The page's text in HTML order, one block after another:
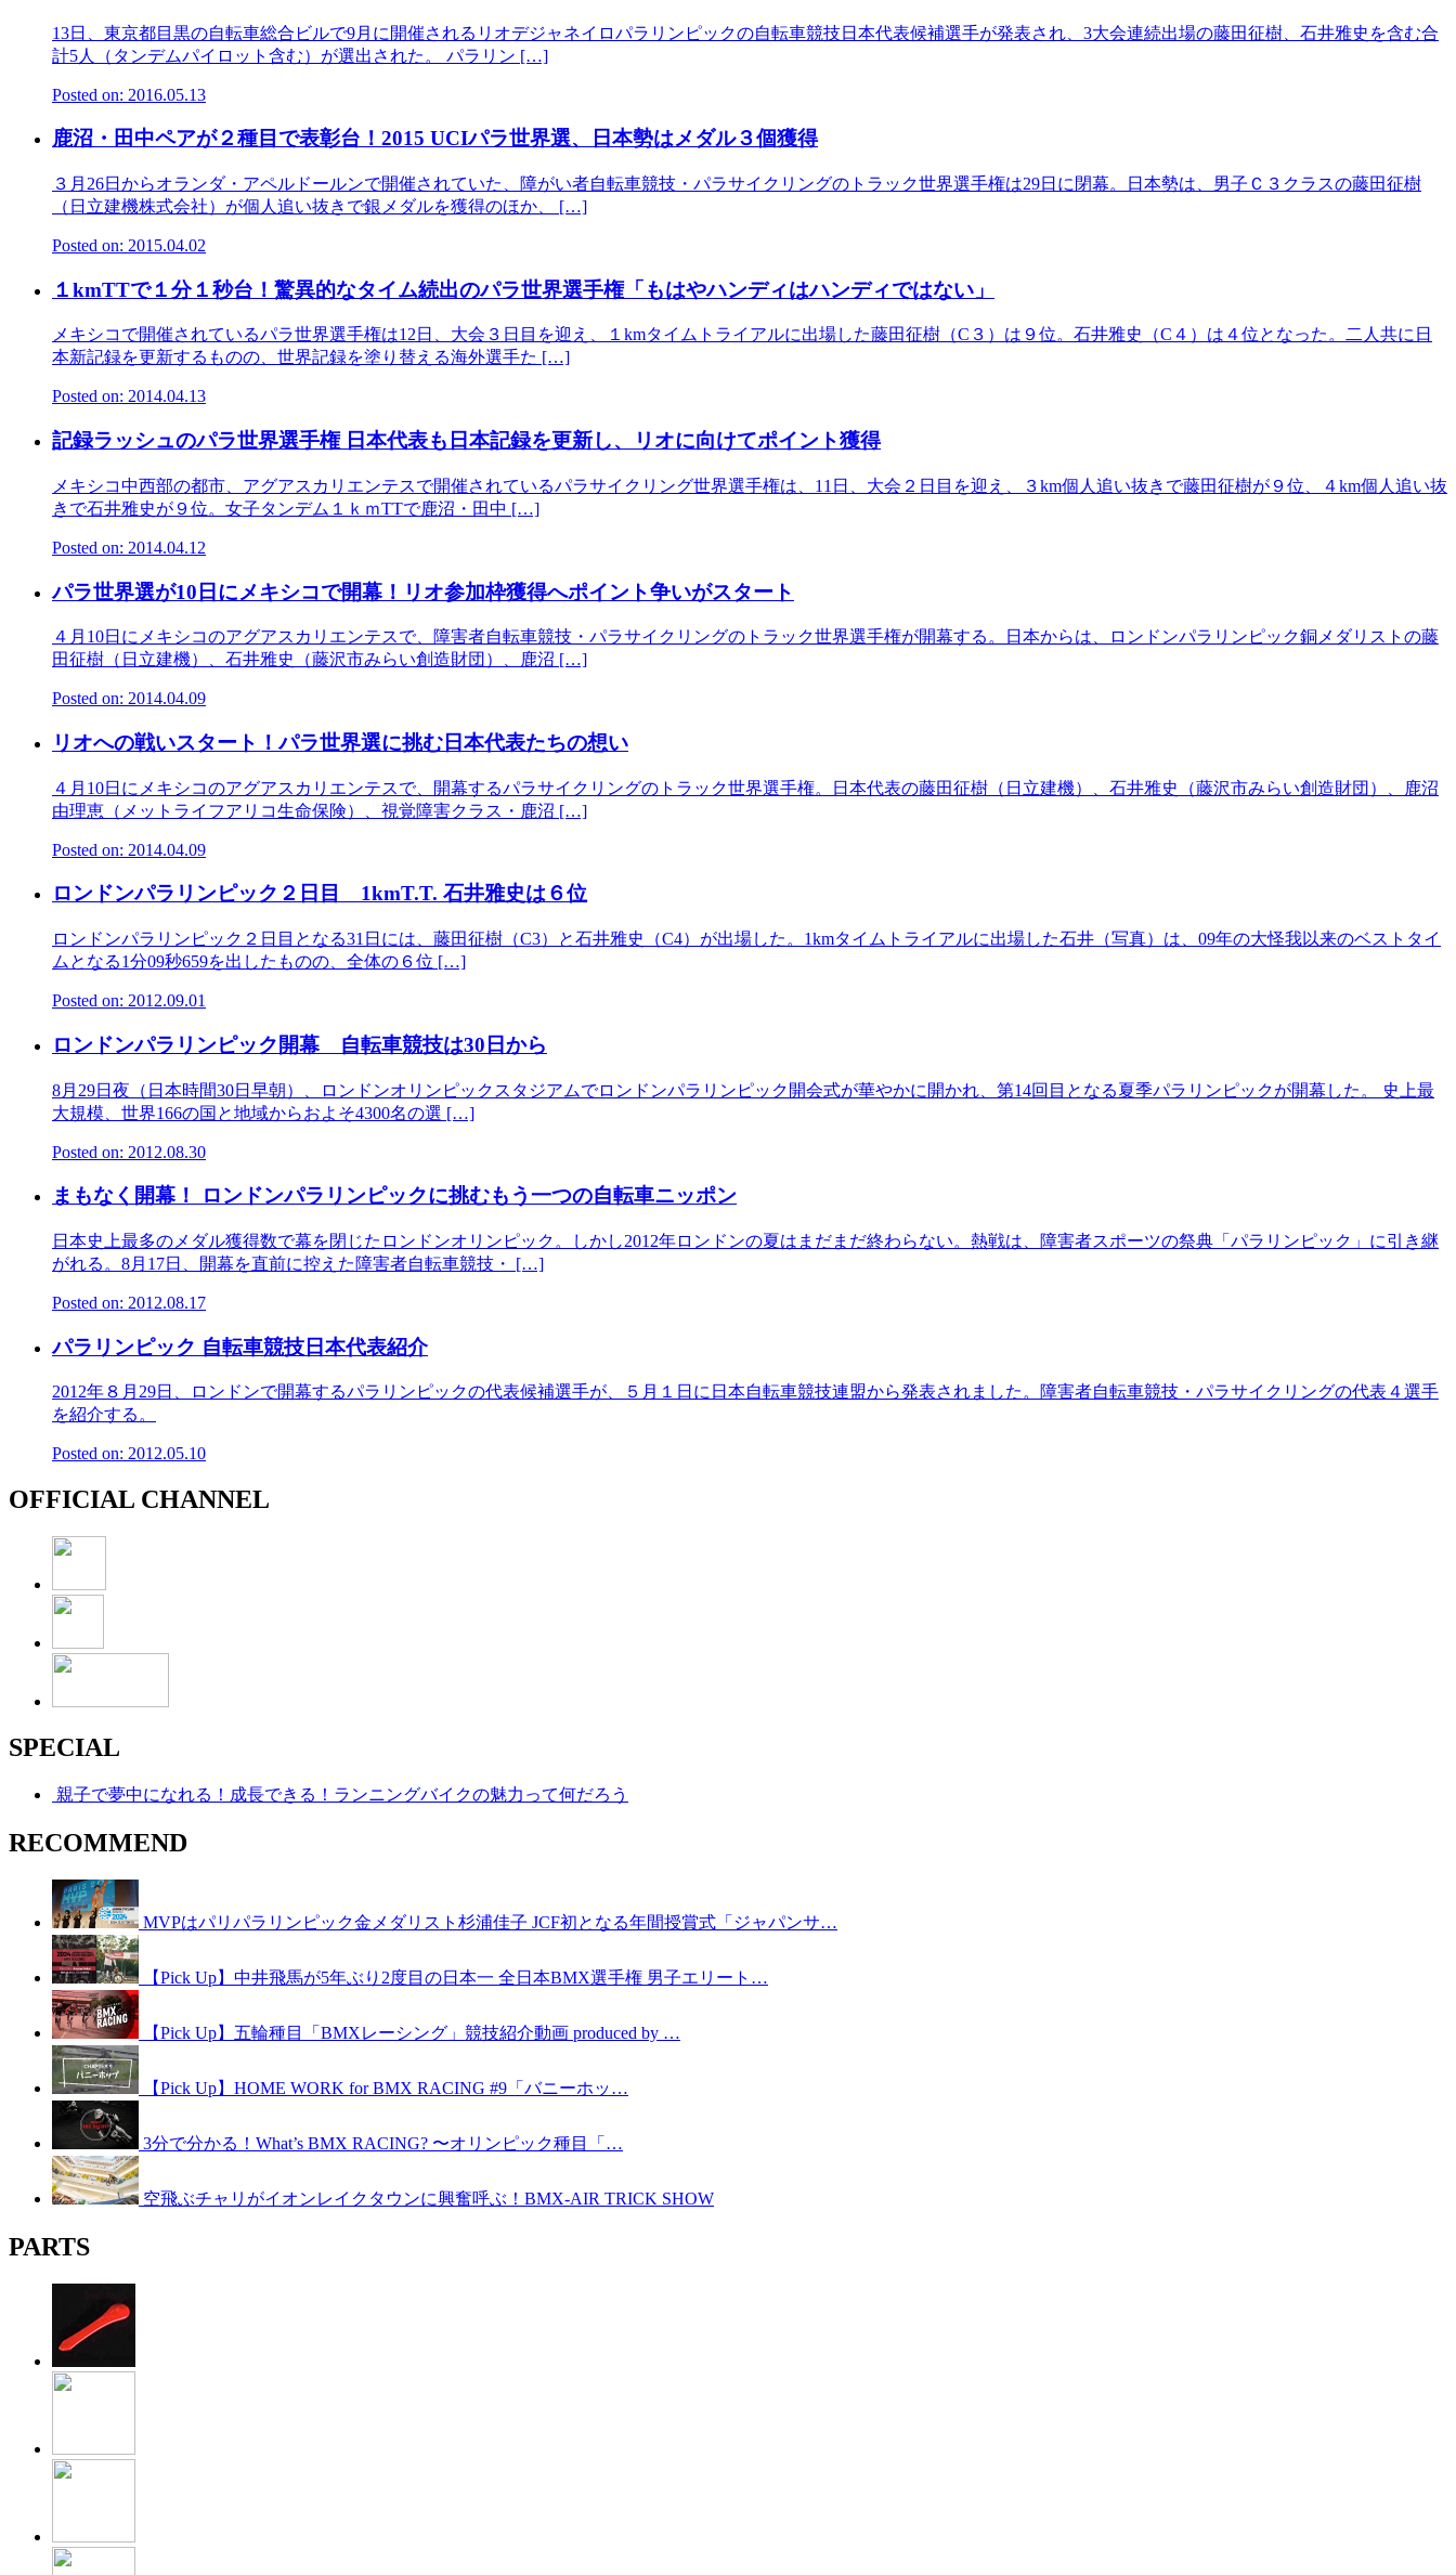
13日、東京都目黒の自転車総合ビルで9月に開催されるリオデジャネイロパラリンピックの自転車競技日本代表候補選手が発表され、3大会連続出場の藤田征樹、石井雅史を含む合
計5人（タンデムパイロット含む）が選出された。 パラリン […]
Posted on: 2016.05.13
鹿沼・田中ペアが２種目で表彰台！2015 UCIパラ世界選、日本勢はメダル３個獲得
３月26日からオランダ・アペルドールンで開催されていた、障がい者自転車競技・パラサイクリングのトラック世界選手権は29日に閉幕。日本勢は、男子Ｃ３クラスの藤田征樹
（日立建機株式会社）が個人追い抜きで銀メダルを獲得のほか、 […]
Posted on: 2015.04.02
１kmTTで１分１秒台！驚異的なタイム続出のパラ世界選手権「もはやハンディはハンディではない」
メキシコで開催されているパラ世界選手権は12日、大会３日目を迎え、１kmタイムトライアルに出場した藤田征樹（C３）は９位。石井雅史（C４）は４位となった。二人共に日
本新記録を更新するものの、世界記録を塗り替える海外選手た […]
Posted on: 2014.04.13
記録ラッシュのパラ世界選手権 日本代表も日本記録を更新し、リオに向けてポイント獲得
メキシコ中西部の都市、アグアスカリエンテスで開催されているパラサイクリング世界選手権は、11日、大会２日目を迎え、３km個人追い抜きで藤田征樹が９位、４km個人追い抜
きで石井雅史が９位。女子タンデム１ｋｍTTで鹿沼・田中 […]
Posted on: 2014.04.12
パラ世界選が10日にメキシコで開幕！リオ参加枠獲得へポイント争いがスタート
４月10日にメキシコのアグアスカリエンテスで、障害者自転車競技・パラサイクリングのトラック世界選手権が開幕する。日本からは、ロンドンパラリンピック銅メダリストの藤
田征樹（日立建機）、石井雅史（藤沢市みらい創造財団）、鹿沼 […]
Posted on: 2014.04.09
リオへの戦いスタート！パラ世界選に挑む日本代表たちの想い
４月10日にメキシコのアグアスカリエンテスで、開幕するパラサイクリングのトラック世界選手権。日本代表の藤田征樹（日立建機）、石井雅史（藤沢市みらい創造財団）、鹿沼
由理恵（メットライフアリコ生命保険）、視覚障害クラス・鹿沼 […]
Posted on: 2014.04.09
ロンドンパラリンピック２日目 1kmT.T. 石井雅史は６位
ロンドンパラリンピック２日目となる31日には、藤田征樹（C3）と石井雅史（C4）が出場した。1kmタイムトライアルに出場した石井（写真）は、09年の大怪我以来のベストタイ
ムとなる1分09秒659を出したものの、全体の６位 […]
Posted on: 2012.09.01
ロンドンパラリンピック開幕 自転車競技は30日から
8月29日夜（日本時間30日早朝）、ロンドンオリンピックスタジアムでロンドンパラリンピック開会式が華やかに開かれ、第14回目となる夏季パラリンピックが開幕した。 史上最
大規模、世界166の国と地域からおよそ4300名の選 […]
Posted on: 2012.08.30
まもなく開幕！ ロンドンパラリンピックに挑むもう一つの自転車ニッポン
日本史上最多のメダル獲得数で幕を閉じたロンドンオリンピック。しかし2012年ロンドンの夏はまだまだ終わらない。熱戦は、障害者スポーツの祭典「パラリンピック」に引き継
がれる。8月17日、開幕を直前に控えた障害者自転車競技・ […]
Posted on: 2012.08.17
パラリンピック 自転車競技日本代表紹介
2012年８月29日、ロンドンで開幕するパラリンピックの代表候補選手が、５月１日に日本自転車競技連盟から発表されました。障害者自転車競技・パラサイクリングの代表４選手
を紹介する。
Posted on: 2012.05.10
OFFICIAL CHANNEL
SPECIAL
親子で夢中になれる！成長できる！ランニングバイクの魅力って何だろう
RECOMMEND
MVPはパリパラリンピック金メダリスト杉浦佳子 JCF初となる年間授賞式「ジャパンサ…
【Pick Up】中井飛馬が5年ぶり2度目の日本一 全日本BMX選手権 男子エリート…
【Pick Up】五輪種目「BMXレーシング」競技紹介動画 produced by …
【Pick Up】HOME WORK for BMX RACING #9「バニーホッ…
3分で分かる！What’s BMX RACING? 〜オリンピック種目「…
空飛ぶチャリがイオンレイクタウンに興奮呼ぶ！BMX-AIR TRICK SHOW
PARTS